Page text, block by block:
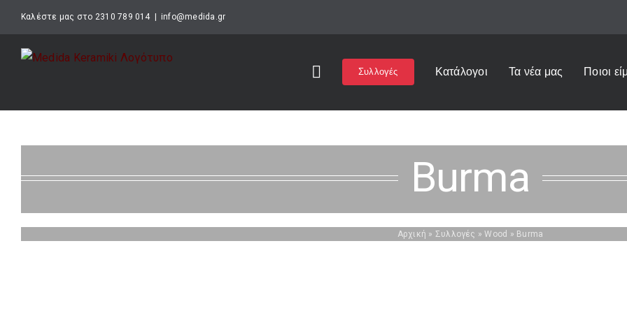
περιεχόμενο
Καλέστε μας στο 2310 789 014 info@medida.gr
Συλλογές Κατάλογοι Τα νέα μας Ποιοι
Burma
Αρχική » Συλλογές »Wood » Burma